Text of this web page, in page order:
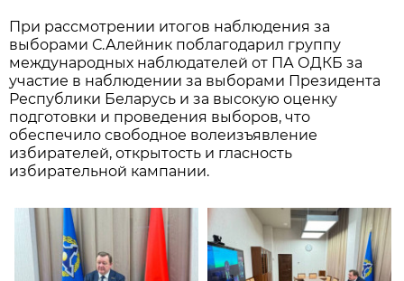
При рассмотрении итогов наблюдения за
выборами С.Алейник поблагодарил группу
международных наблюдателей от ПА ОДКБ за
участие в наблюдении за выборами Президента
Республики Беларусь и за высокую оценку
подготовки и проведения выборов, что
обеспечило свободное волеизъявление
избирателей, открытость и гласность
избирательной кампании.